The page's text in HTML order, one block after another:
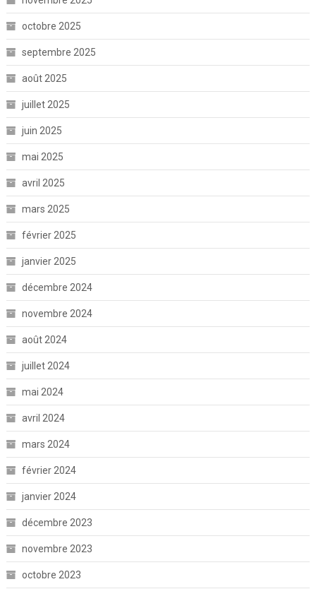
octobre 2025
septembre 2025
août 2025
juillet 2025
juin 2025
mai 2025
avril 2025
mars 2025
février 2025
janvier 2025
décembre 2024
novembre 2024
août 2024
juillet 2024
mai 2024
avril 2024
mars 2024
février 2024
janvier 2024
décembre 2023
novembre 2023
octobre 2023